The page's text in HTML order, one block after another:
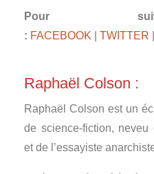
Pour
: FACEBOOK TWITTER
Raphaël Colson :
Raphaël Colson est un
de science-fiction, neveu
et de l’essayiste